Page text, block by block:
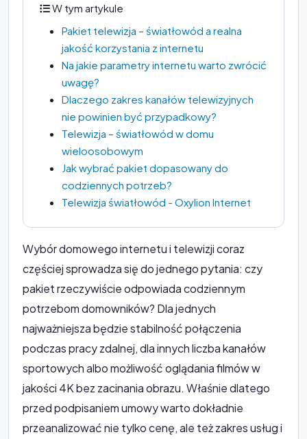
W tym artykule
Pakiet telewizja – światłowód a realna
jakość korzystania z internetu
Na jakie parametry internetu warto zwrócić
uwagę?
Dlaczego zakres kanałów telewizyjnych
nie powinien być przypadkowy?
Telewizja – światłowód w domu
wieloosobowym
Jak wybrać pakiet dopasowany do
codziennych potrzeb?
Telewizja światłowód - Oxylion Internet
Wybór domowego internetu i telewizji coraz
częściej sprowadza się do jednego pytania: czy
pakiet rzeczywiście odpowiada codziennym
potrzebom domowników? Dla jednych
najważniejsza będzie stabilność połączenia
podczas pracy zdalnej, dla innych liczba kanałów
sportowych albo możliwość oglądania filmów w
jakości 4K bez zacinania obrazu. Właśnie dlatego
przed podpisaniem umowy warto dokładnie
przeanalizować nie tylko cenę, ale też zakres usług i